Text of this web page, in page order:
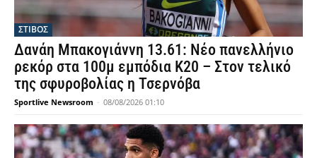
ΣΤΙΒΟΣ
Δανάη Μπακογιάννη 13.61: Νέο πανελλήνιο
ρεκόρ στα 100μ εμπόδια Κ20 – Στον τελικό
της σφυροβολίας η Τσερνόβα
Sportlive Newsroom - 08/08/2026 01:10